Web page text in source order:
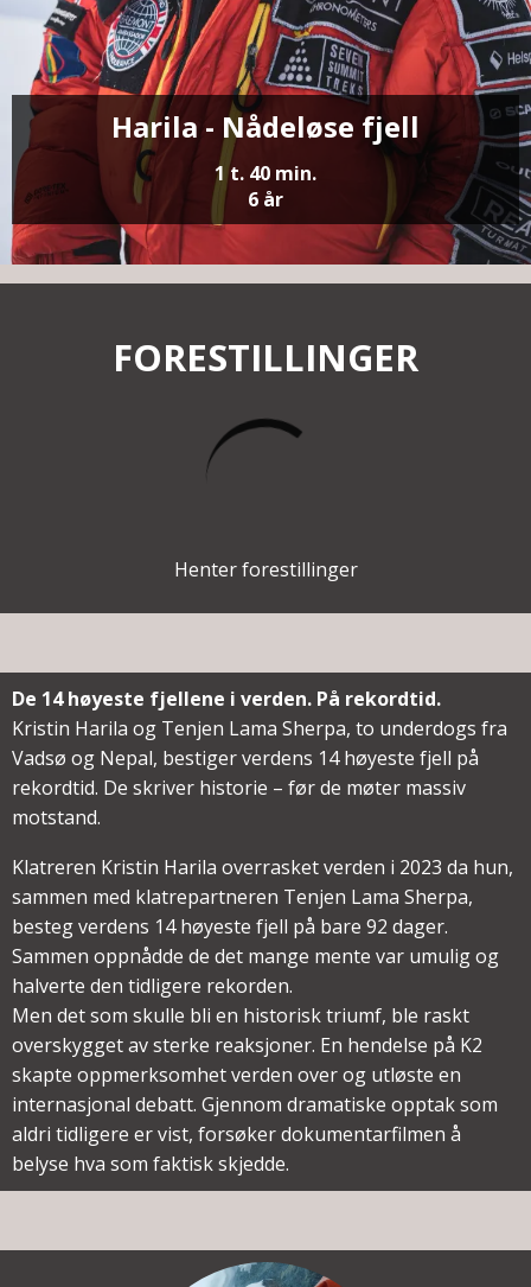
Harila - Nådeløse fjell
1 t. 40 min.
6 år
FORESTILLINGER
Henter forestillinger
De 14 høyeste fjellene i verden. På rekordtid.
Kristin Harila og Tenjen Lama Sherpa, to underdogs fra
Vadsø og Nepal, bestiger verdens 14 høyeste fjell på
rekordtid. De skriver historie – før de møter massiv
motstand.
Klatreren Kristin Harila overrasket verden i 2023 da hun,
sammen med klatrepartneren Tenjen Lama Sherpa,
besteg verdens 14 høyeste fjell på bare 92 dager.
Sammen oppnådde de det mange mente var umulig og
halverte den tidligere rekorden.
Men det som skulle bli en historisk triumf, ble raskt
overskygget av sterke reaksjoner. En hendelse på K2
skapte oppmerksomhet verden over og utløste en
internasjonal debatt. Gjennom dramatiske opptak som
aldri tidligere er vist, forsøker dokumentarfilmen å
belyse hva som faktisk skjedde.